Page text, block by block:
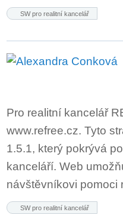
SW pro realitní kancelář
Pro realitní kancelář
www.refree.cz. Tyto
1.5.1, který pokrývá
kanceláří. Web
návštěvníkovi
SW pro realitní kancelář